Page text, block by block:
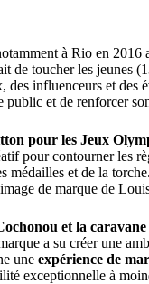
à Rio en 2016
toucher les jeunes
influenceurs et des
public et de renforcer
pour les Jeux
pour contourner les
et de la
de marque de
et la
a su créer une
une expérience de
exceptionnelle à